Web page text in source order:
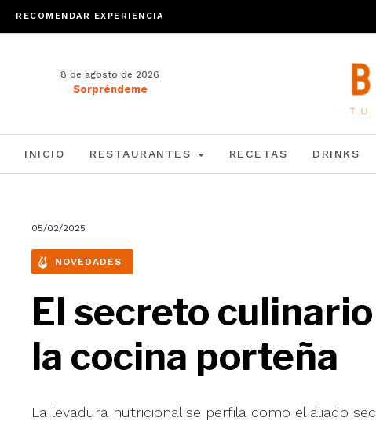
RECOMENDAR EXPERIENCIA
8 de agosto de 2026
Sorpréndeme
INICIO RESTAURANTES RECETAS DRINKS
05/02/2025
NOVEDADES
El secreto
la cocina porteña
La levadura nutricional se perfila como el aliado